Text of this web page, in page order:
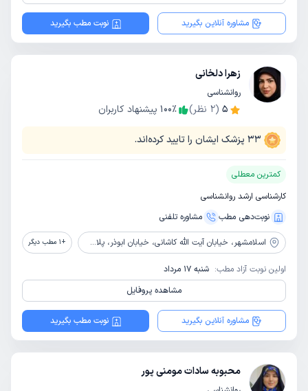
مشاوره آنلاین بگیرید نوبت مطب بگیرید
زهرا دلخانی
روانشناسی
5
(
2 نظر) 100٪ پیشنهاد کاربران
33 پزشک ایشان را تایید کرده‌اند.
کمترین معطلی
کارشناسی ارشد روانشناسی
نوبت‌دهی مطب
مشاوره‌ تلفنی
اسلامشهر، خیابان آیت الله کاشانی، خیابان ابوذر، پلاک 12، مرکز پزشکی ژینوس +
1 مطب دیگر
اولین نوبت آزاد مطب: شنبه 17 مرداد
مشاهده پروفایل
مشاوره آنلاین بگیرید نوبت مطب بگیرید
محبوبه سادات مومنی پور